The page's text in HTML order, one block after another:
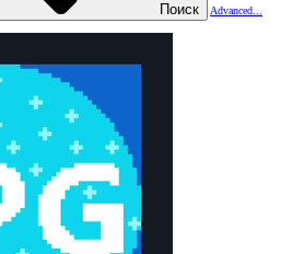
Поиск
Advanced...